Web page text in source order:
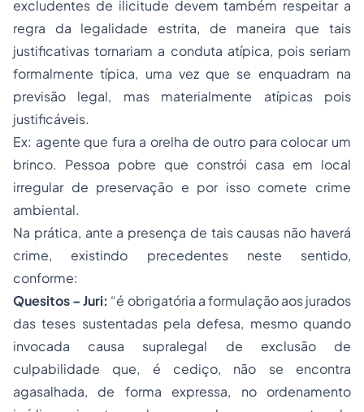
excludentes de ilicitude devem também respeitar a
regra da legalidade estrita, de maneira que tais
justificativas tornariam a conduta atípica, pois seriam
formalmente típica, uma vez que se enquadram na
previsão legal, mas materialmente atípicas pois
justificáveis.
Ex: agente que fura a orelha de outro para colocar um
brinco. Pessoa pobre que constrói casa em local
irregular de preservação e por isso comete crime
ambiental.
Na prática, ante a presença de tais causas não haverá
crime, existindo precedentes neste sentido,
conforme:
Quesitos – Juri: “é obrigatória a formulação aos jurados
das teses sustentadas pela defesa, mesmo quando
invocada causa supralegal de exclusão de
culpabilidade que, é cediço, não se encontra
agasalhada, de forma expressa, no ordenamento